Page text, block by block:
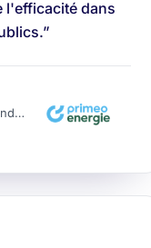
l'efficacité dans
Responsable des ventes grands comptes